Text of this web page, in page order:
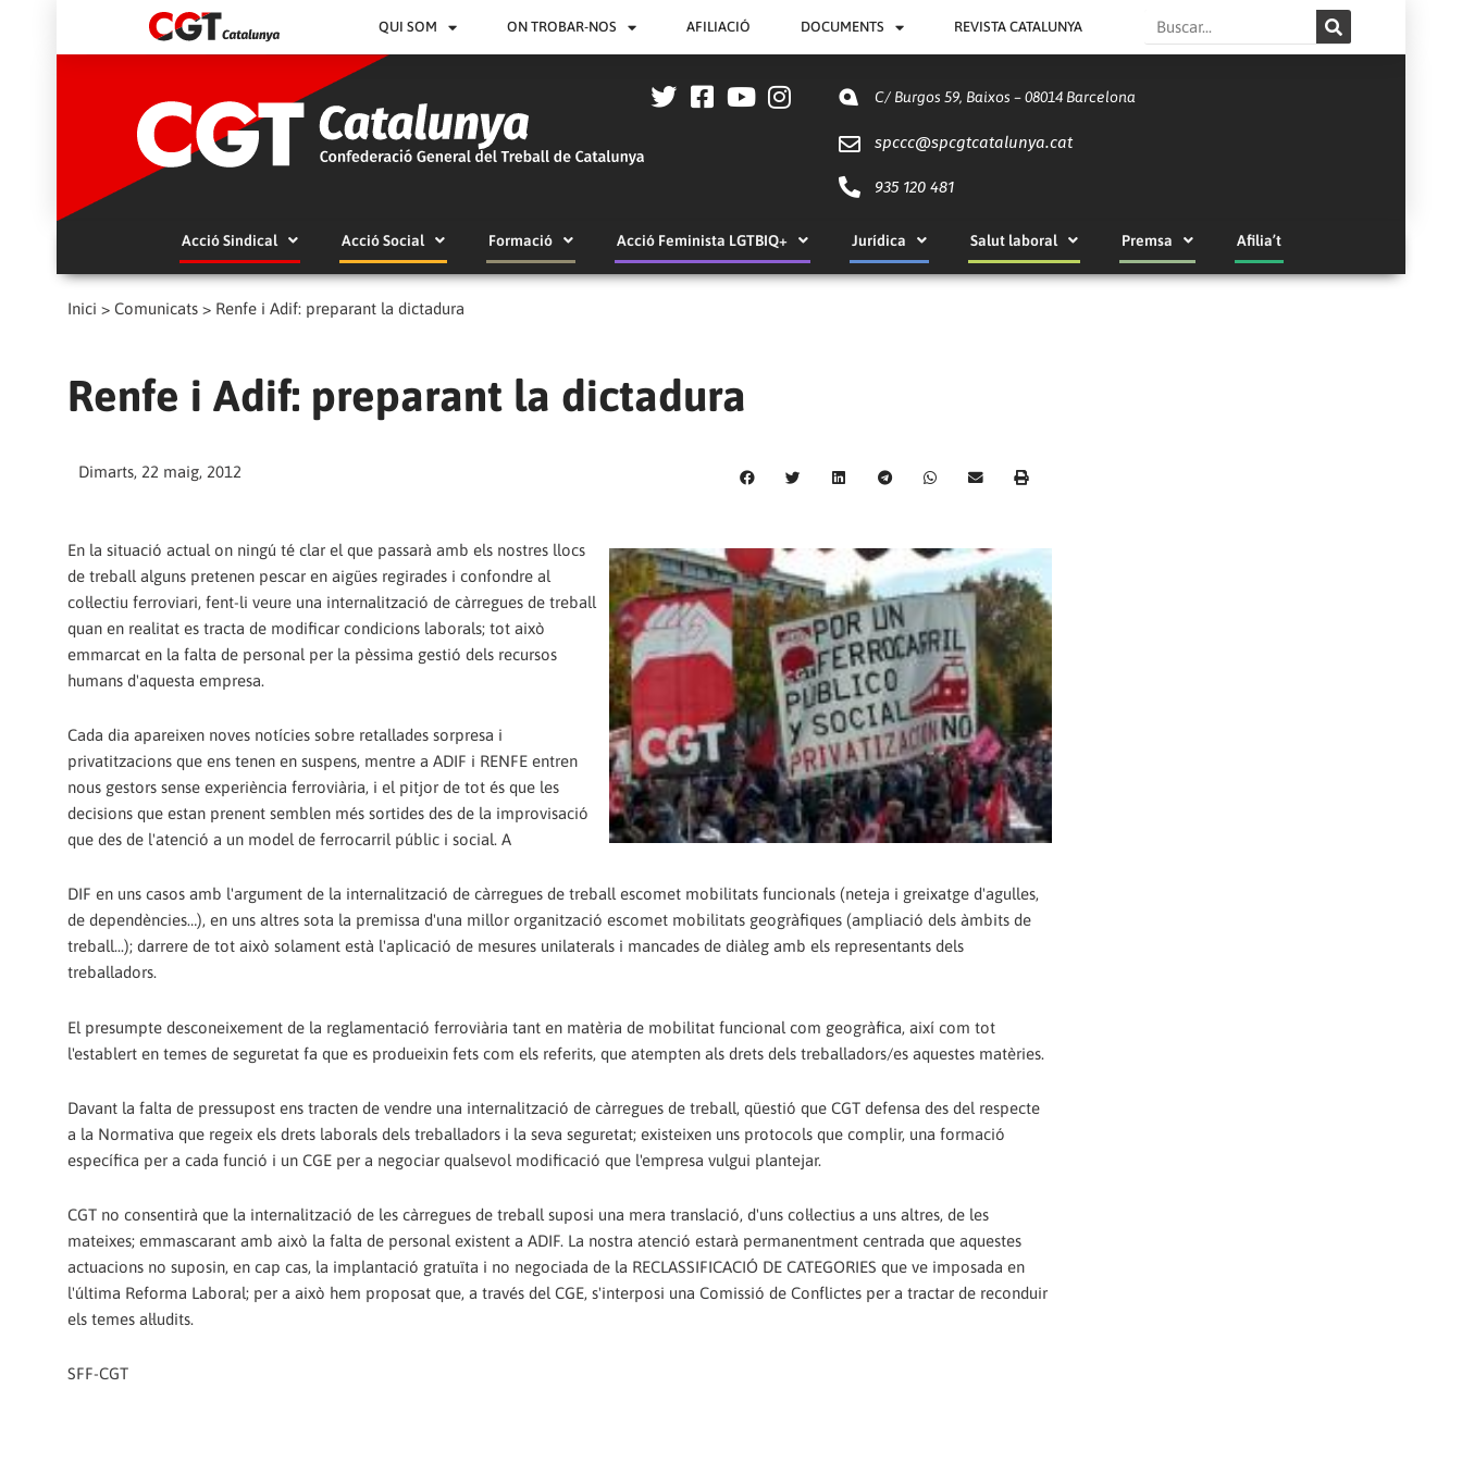
QUI SOM ON TROBAR-NOS AFILIACIÓ DOCUMENTS REVISTA CATALUNYA Search
C/ Burgos 59, Baixos – 08014 Barcelona
spccc@spcgtcatalunya.cat
935 120 481
Acció Sindical Acció Social Formació Acció Feminista LGTBIQ+ Jurídica Salut laboral Premsa Afilia’t
Inici > Comunicats > Renfe i Adif: preparant la dictadura
Renfe i Adif: preparant la dictadura
Dimarts, 22 maig, 2012
En la situació actual on ningú té clar el que passarà amb els nostres llocs
de treball alguns pretenen pescar en aigües regirades i confondre al
col·lectiu ferroviari, fent-li veure una internalització de càrregues de treball
quan en realitat es tracta de modificar condicions laborals; tot això
emmarcat en la falta de personal per la pèssima gestió dels recursos
humans d'aquesta empresa.
Cada dia apareixen noves notícies sobre retallades sorpresa i
privatitzacions que ens tenen en suspens, mentre a ADIF i RENFE entren
nous gestors sense experiència ferroviària, i el pitjor de tot és que les
decisions que estan prenent semblen més sortides des de la improvisació
que des de l'atenció a un model de ferrocarril públic i social. A
DIF en uns casos amb l'argument de la internalització de càrregues de treball escomet mobilitats funcionals (neteja i greixatge d'agulles,
de dependències…), en uns altres sota la premissa d'una millor organització escomet mobilitats geogràfiques (ampliació dels àmbits de
treball...); darrere de tot això solament està l'aplicació de mesures unilaterals i mancades de diàleg amb els representants dels
treballadors.
El presumpte desconeixement de la reglamentació ferroviària tant en matèria de mobilitat funcional com geogràfica, així com tot
l'establert en temes de seguretat fa que es produeixin fets com els referits, que atempten als drets dels treballadors/es aquestes matèries.
Davant la falta de pressupost ens tracten de vendre una internalització de càrregues de treball, qüestió que CGT defensa des del respecte
a la Normativa que regeix els drets laborals dels treballadors i la seva seguretat; existeixen uns protocols que complir, una formació
específica per a cada funció i un CGE per a negociar qualsevol modificació que l'empresa vulgui plantejar.
CGT no consentirà que la internalització de les càrregues de treball suposi una mera translació, d'uns col·lectius a uns altres, de les
mateixes; emmascarant amb això la falta de personal existent a ADIF. La nostra atenció estarà permanentment centrada que aquestes
actuacions no suposin, en cap cas, la implantació gratuïta i no negociada de la RECLASSIFICACIÓ DE CATEGORIES que ve imposada en
l'última Reforma Laboral; per a això hem proposat que, a través del CGE, s'interposi una Comissió de Conflictes per a tractar de reconduir
els temes al·ludits.
SFF-CGT